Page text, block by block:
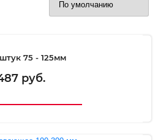
75 - 125мм
руб.